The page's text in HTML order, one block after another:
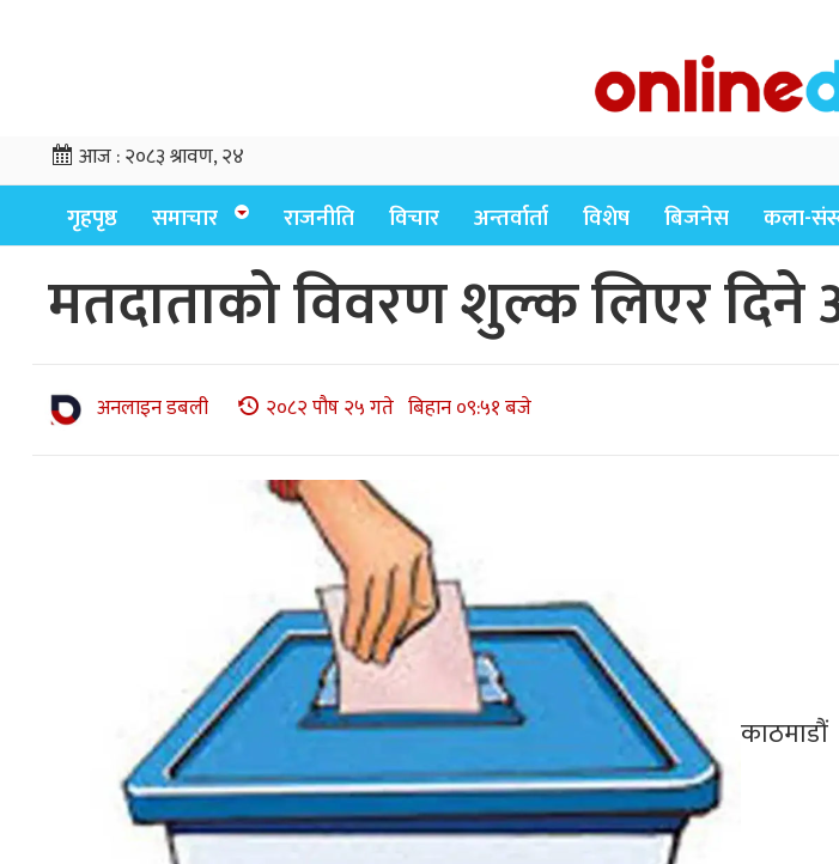
आज :२०८३ श्रावण, २४
गृहपृष्ठ समाचार राजनीति विचार अन्तर्वार्ता विशेष बिजनेस कला-
मतदाताको विवरण शुल्क लिएर दिने
अनलाइन डबली २०८२ पौष २५ गते बिहान ०९:५१ बजे